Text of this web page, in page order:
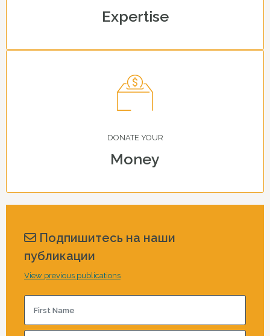
Expertise
DONATE YOUR
Money
Подпишитесь на наши
публикации
View previous publications